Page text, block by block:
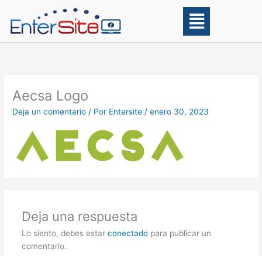
contenido
Main
Menu
Aecsa Logo
Deja un comentario / Por Entersite/enero 30, 2023
Deja una respuesta
Lo siento, debes estar conectadopara publicar un
comentario.